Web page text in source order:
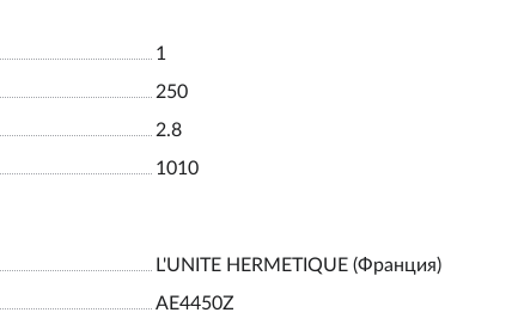
1
250
2.8
1010
L'UNITE HERMETIQUE (Франция)
AE4450Z